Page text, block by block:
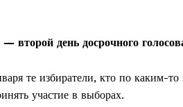
— второй день досрочного
те избиратели, кто по каким-
участие в выборах.